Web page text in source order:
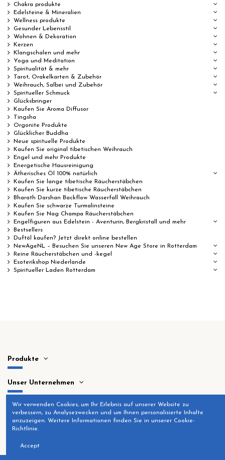
Chakra produkte
Edelsteine & Mineralien
Wellness produkte
Gesunder Lebensstil
Wohnen & Dekoration
Kerzen
Klangschalen und mehr
Yoga und Meditation
Spiritualität & mehr
Tarot, Orakelkarten & Zubehör
Weihrauch, Salbei und Zubehör
Spiritueller Schmuck
Glücksbringer
Kaufen Sie Aroma Diffusor
Tingsha
Orgonite Produkte
Glücklicher Buddha
Neue spirituelle Produkte
Kaufen Sie original tibetischen Weihrauch
Engel und mehr Produkte
Energetische Hausreinigung
Ätherisches Öl 100% natürlich
Kaufen Sie lange tibetische Räucherstäbchen
Kaufen Sie kurze tibetische Räucherstäbchen
Bharath Darshan Backflow Wasserfall Weihrauch
Kaufen Sie schwarze Turmalinsteine
Kaufen Sie Nag Champa Räucherstäbchen
Engelfiguren aus Edelstein - Aventurin, Bergkristall und mehr
Bestsellers
Duftöl kaufen? Jetzt direkt online bestellen
NewAgeNL – Besuchen Sie unseren New Age Store in Rotterdam
Reine Räucherstäbchen und -kegel
Esoterikshop Niederlande
Spiritueller Laden Rotterdam
Produkte
Unser Unternehmen
Kontaktieren Sie uns
Wir verwenden Cookies, um Ihr Erlebnis auf unserer Website zu
verbessern, zu Analysezwecken und um Ihnen personalisierte Inhalte
anzuzeigen. Weitere Informationen finden Sie in unserer Cookie-
Richtlinie.
Accept